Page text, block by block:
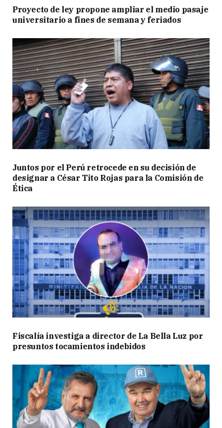
Proyecto de ley propone ampliar el medio pasaje
universitario a fines de semana y feriados
Juntos por el Perú retrocede en su decisión de
designar a César Tito Rojas para la Comisión de
Ética
Fiscalía investiga a director de La Bella Luz por
presuntos tocamientos indebidos